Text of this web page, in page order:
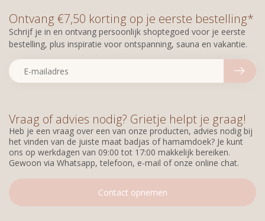
Vraag of advies nodig? Grietje helpt je graag!
Heb je een vraag over een van onze producten, advies nodig bij
het vinden van de juiste maat badjas of hamamdoek? Je kunt
ons op werkdagen van 09:00 tot 17:00 makkelijk bereiken.
Gewoon via Whatsapp, telefoon, e-mail of onze online chat.
Contact opnemen
Ontvang €7,50 korting op je eerste bestelling*
Schrijf je in en ontvang persoonlijk shoptegoed voor je eerste
bestelling, plus inspiratie voor ontspanning, sauna en vakantie.